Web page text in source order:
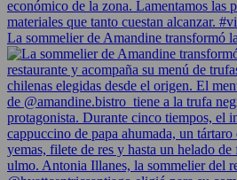
La sommelier de Amandine transformó